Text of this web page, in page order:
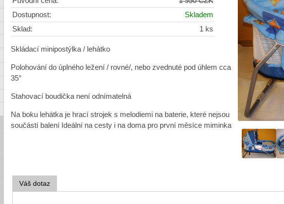
Dostupnost:
Skladem
Sklad:
1 ks
Skládací minipostýlka / lehátko
Polohování do úplného ležení / rovné/, nebo zvednuté pod úhlem cca
35°
Stahovací boudička není odnímatelná
Na boku lehátka je hrací strojek s melodiemi na baterie, které nejsou
součástí balení Ideální na cesty i na doma pro první měsíce miminka
Váš dotaz